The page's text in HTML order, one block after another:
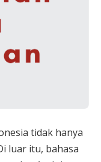
tidak hanya
luar itu, bahasa